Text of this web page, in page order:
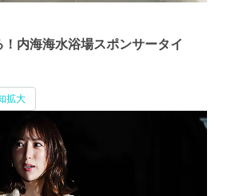
内海海水浴場スポンサータイ
拡大